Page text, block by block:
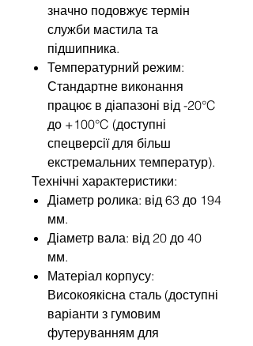
значно подовжує термін
служби мастила та
підшипника.
Температурний режим:
Стандартне виконання
працює в діапазоні від -20°C
до +100°C (доступні
спецверсії для більш
екстремальних температур).
Технічні характеристики:
Діаметр ролика: від 63 до 194
мм.
Діаметр вала: від 20 до 40
мм.
Матеріал корпусу:
Високоякісна сталь (доступні
варіанти з гумовим
футеруванням для